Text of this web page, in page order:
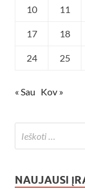
10 11
17 18
24 25
« Sau Kov »
NAUJAUSI